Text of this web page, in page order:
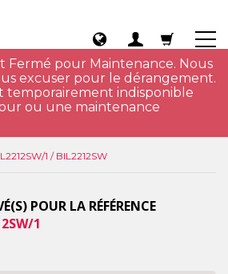
Fermé pour Maintenance. Nous
excuser pour le dérangement.
temporairement indisponible
ou une maintenance
1 / BIL2212SW
POUR LA RÉFÉRENCE
1